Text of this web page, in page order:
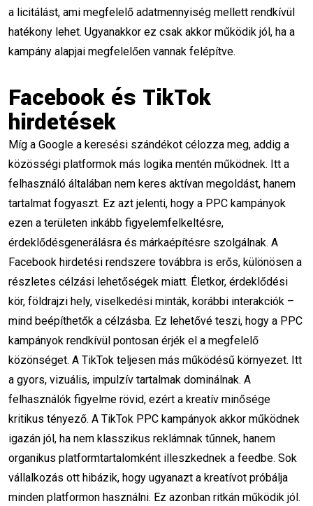
Hírlevél AI Google Ads teszt
videómarketing chatbot
Marketing Animáció
Influencer marketing költészet napja
Facebook Ads Marketing eszközök
Digitális stratégia Online marketing hibák
Digitális marketing stratégia Márkaépítés
Online Márkaidentitás
Tartalommarketing Keresőoptimalizálás
Márkastratégia Vizuális identitás
Célközönség meghatározása
Üzleti siker Webáruház
Közösségi média marketing Branding
Digitális marketing Vevőelégedettség
Átfogó Online Marketing képzés
a licitálást, ami megfelelő adatmennyiség mellett rendkívül
hatékony lehet. Ugyanakkor ez csak akkor működik jól, ha a
kampány alapjai megfelelően vannak felépítve.
Facebook és TikTok
hirdetések
Míg a Google a keresési szándékot célozza meg, addig a
közösségi platformok más logika mentén működnek. Itt a
felhasználó általában nem keres aktívan megoldást, hanem
tartalmat fogyaszt. Ez azt jelenti, hogy a PPC kampányok
ezen a területen inkább figyelemfelkeltésre,
érdeklődésgenerálásra és márkaépítésre szolgálnak. A
Facebook hirdetési rendszere továbbra is erős, különösen a
részletes célzási lehetőségek miatt. Életkor, érdeklődési
kör, földrajzi hely, viselkedési minták, korábbi interakciók –
mind beépíthetők a célzásba. Ez lehetővé teszi, hogy a PPC
kampányok rendkívül pontosan érjék el a megfelelő
közönséget. A TikTok teljesen más működésű környezet. Itt
a gyors, vizuális, impulzív tartalmak dominálnak. A
felhasználók figyelme rövid, ezért a kreatív minősége
kritikus tényező. A TikTok PPC kampányok akkor működnek
igazán jól, ha nem klasszikus reklámnak tűnnek, hanem
organikus platformtartalomként illeszkednek a feedbe. Sok
vállalkozás ott hibázik, hogy ugyanazt a kreatívot próbálja
minden platformon használni. Ez azonban ritkán működik jól.